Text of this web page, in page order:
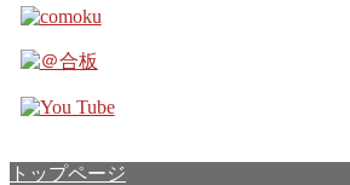
トップページ